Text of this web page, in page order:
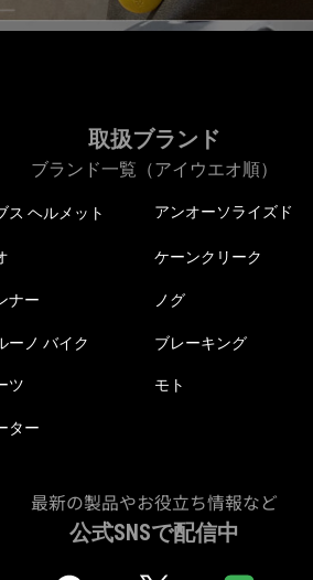
取扱ブランド
ブランド一覧（アイウエオ順）
ス ヘルメット アンオーソライズド
ケーンクリーク
ナー ノグ
ーノ バイク ブレーキング
ツ モト
ター
最新の製品やお役立ち情報など
公式SNSで配信中